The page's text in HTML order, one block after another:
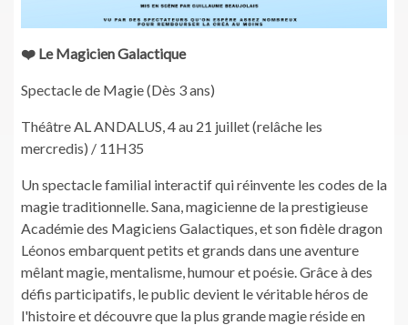
❤️ Le Magicien Galactique
Spectacle de Magie (Dès 3 ans)
Théâtre AL ANDALUS, 4 au 21 juillet (relâche les
mercredis) / 11H35
Un spectacle familial interactif qui réinvente les codes de la
magie traditionnelle. Sana, magicienne de la prestigieuse
Académie des Magiciens Galactiques, et son fidèle dragon
Léonos embarquent petits et grands dans une aventure
mêlant magie, mentalisme, humour et poésie. Grâce à des
défis participatifs, le public devient le véritable héros de
l'histoire et découvre que la plus grande magie réside en